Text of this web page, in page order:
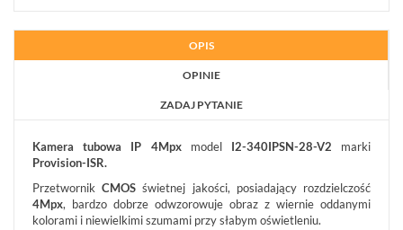
DEKODERY
(1)
AKCESORIA
OPIS
OPINIE
ZADAJ PYTANIE
Kamera tubowa IP 4Mpxmodel I2-340IPSN-28-V2 marki
Provision-ISR.
PrzetwornikCMOSświetnej jakości, posiadający rozdzielczość
4Mpx, bardzo dobrze odwzorowuje obraz z wiernie oddanymi
kolorami i niewielkimi szumami przy słabym oświetleniu.